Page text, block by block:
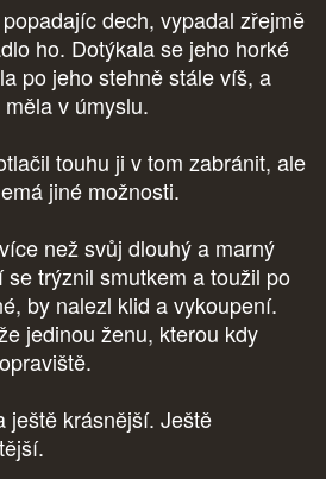
dech, vypadal zřejmě
ho. Dotýkala se jeho horké
po jeho stehně stále víš, a
v úmyslu.
touhu ji v tom zabránit, ale
jiné možnosti.
než svůj dlouhý a marný
trýznil smutkem a toužil po
by nalezl klid a vykoupení.
jedinou ženu, kterou kdy
ještě krásnější. Ještě